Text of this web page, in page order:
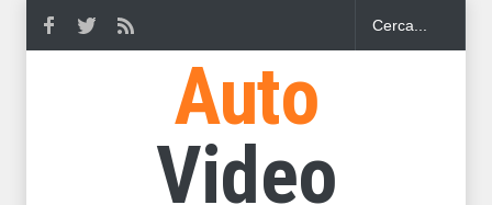
Auto
Video